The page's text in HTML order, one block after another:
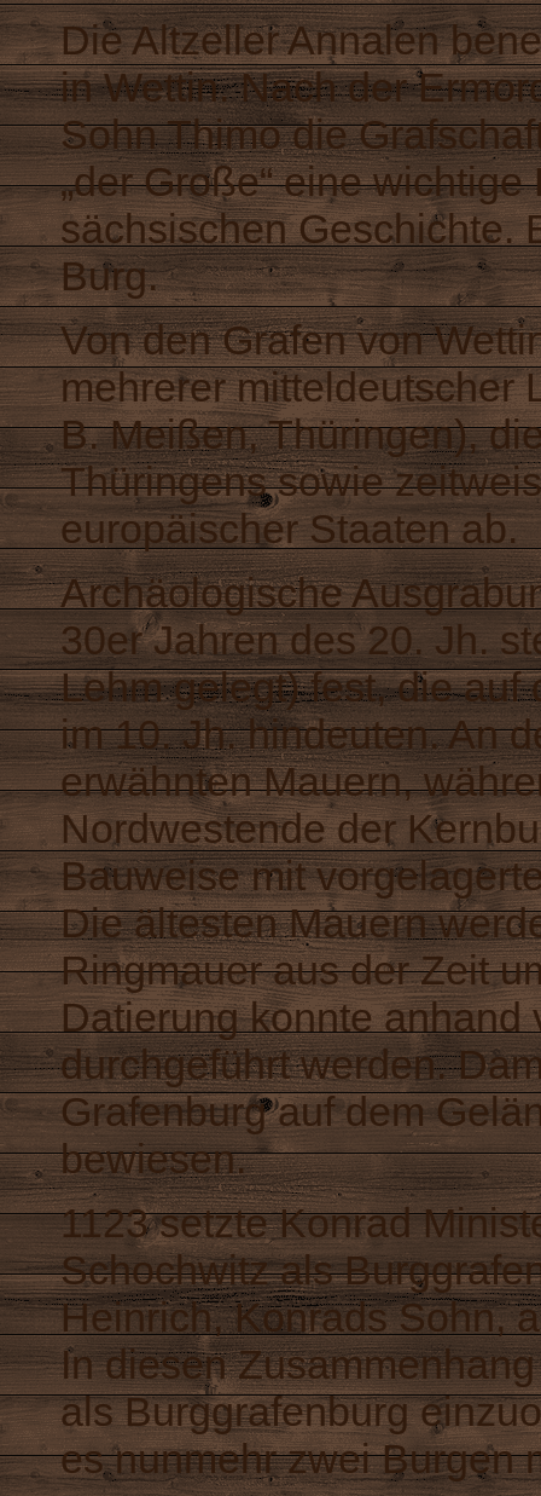
DieAltzellerAnnalen
in Wettin. Nach der
SohnThimodie
„der Große“ eine
sächsischen Geschichte.
Burg.
Von denGrafen von
mehrerer mitteldeutscher
B.Meißen,Thüringen),
Thüringenssowie
europäischer Staaten ab.
Archäologische
30er Jahren des 20. Jh.
Lehm gelegt) fest, die auf
im 10. Jh. hindeuten. An
erwähnten Mauern,
Nordwestende der
Bauweise mit
Die ältesten Mauern
Ringmaueraus der Zeit
Datierung konnte anhand
durchgeführt werden.
Grafenburg auf dem
bewiesen.
1123 setzte Konrad
Schochwitzals
Heinrich, Konrads Sohn,
In diesen
alsBurggrafenburg
es nunmehr zwei Burgen